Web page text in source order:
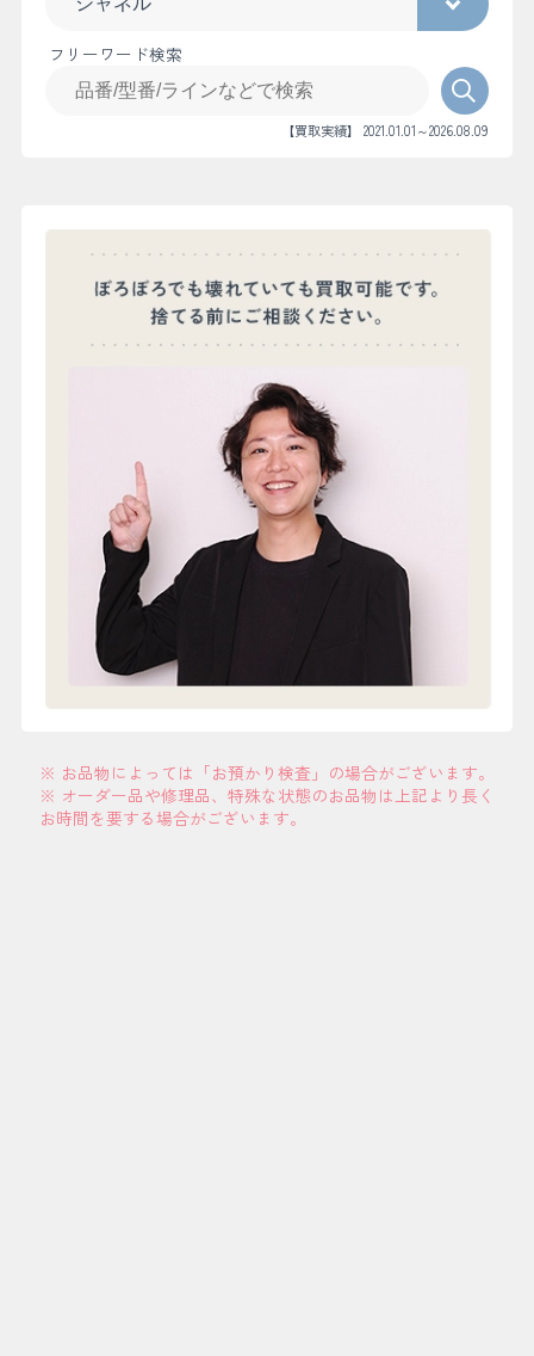
フリーワード検索
【買取実績】 2021.01.01～2026.08.09
※ お品物によっては「お預かり検査」の場合がございます。
※ オーダー品や修理品、特殊な状態のお品物は上記より長く
お時間を要する場合がございます。